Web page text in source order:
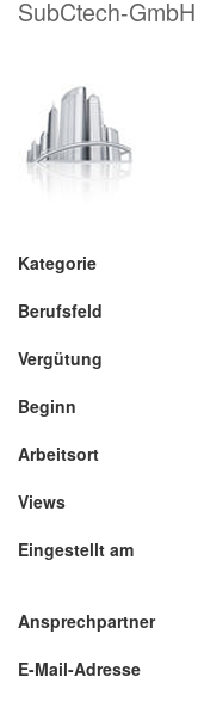
SubCtech-GmbH
Kategorie
Berufsfeld
Vergütung
Beginn
Arbeitsort
Views
Eingestellt am
Ansprechpartner
E-Mail-Adresse